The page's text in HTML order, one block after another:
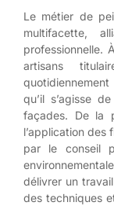
Le métier de
multifacette,
professionnelle.
artisans
qu’il s’agisse
façades. De la
l’application des
par le conseil
délivrer un
des techniques